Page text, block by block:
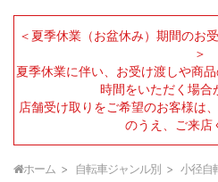
＜夏季休業（お盆休み）期間のお
＞
夏季休業に伴い、お受け渡しや商
時間をいただく場合
店舗受け取りをご希望のお客様は
のうえ、ご来店
ホーム 自転車ジャンル別 小径自